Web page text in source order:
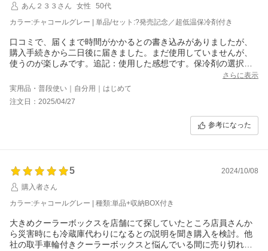
あん２３３さん
女性
50代
カラー:チャコールグレー | 単品/セット:?発売記念／超低温保冷剤付き
口コミで、届くまで時間がかかるとの書き込みがありましたが、
購入手続きから二日後に届きました。まだ使用していませんが、
使うのが楽しみです。追記：使用した感想です。保冷剤の選択を
さらに表示
実用品・普段使い｜自分用｜はじめて
注文日：2025/04/27
参考になった
5
2024/10/08
購入者さん
カラー:チャコールグレー | 種類:単品+収納BOX付き
大きめクーラーボックスを店舗にて探していたところ店員さんか
ら災害時にも冷蔵庫代わりになるとの説明を聞き購入を検討。他
社の取手車輪付きクーラーボックスと悩んでいる間に売り切れて